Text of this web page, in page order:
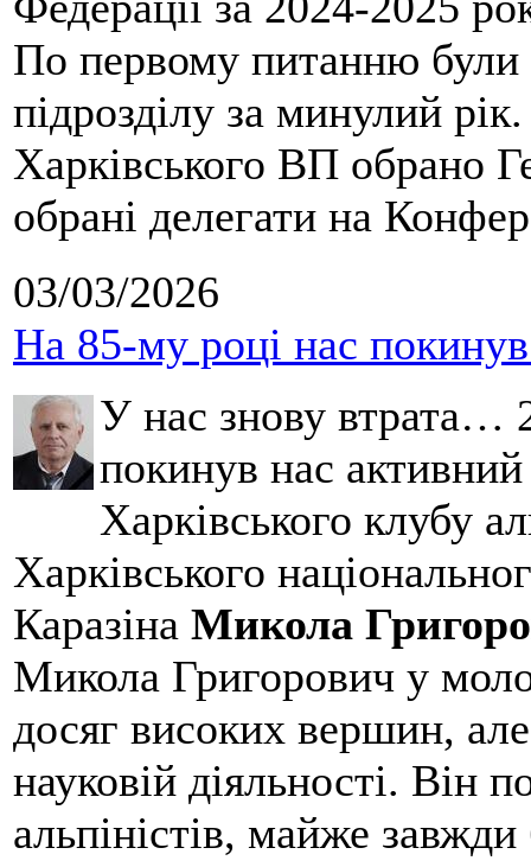
По первому питанню були
підрозділу за минулий
Харківського ВП обрано
обрані делегати на
03/03/2026
На 85-му році нас
У нас знову втрата…
покинув нас
Харківського клубу
Харківського
Каразіна Микола
Микола Григорович у
досяг високих вершин,
науковій діяльності. Він
альпіністів, майже